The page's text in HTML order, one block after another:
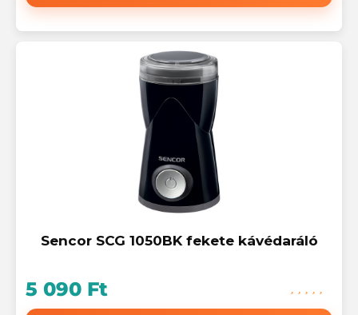
Sencor SCG 1050BK fekete kávédaráló
5 090 Ft